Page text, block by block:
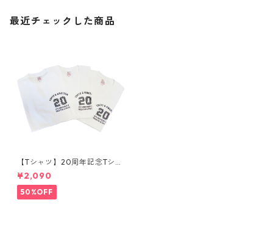
最近チェックした商品
【Tシャツ】20周年記念Tシャ
ツ
¥2,090
50%OFF